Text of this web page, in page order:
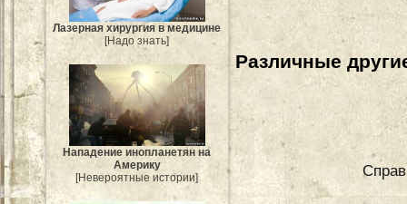
Лазерная хирургия в медицине
[Надо знать]
Нападение инопланетян на
Америку
[Невероятные истории]
Различные